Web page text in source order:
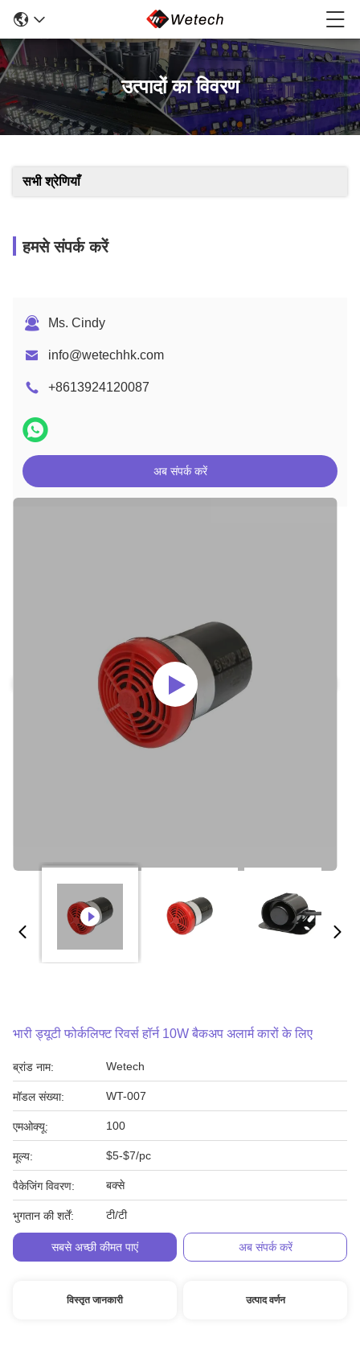
उत्पादों का विवरण
सभी श्रेणियाँ
हमसे संपर्क करें
Ms. Cindy
info@wetechhk.com
+8613924120087
अब संपर्क करें
भारी ड्यूटी फोर्कलिफ्ट रिवर्स हॉर्न 10W बैकअप अलार्म कारों के लिए
ब्रांड नाम: Wetech
मॉडल संख्या: WT-007
एमओक्यू: 100
मूल्य: $5-$7/pc
पैकेजिंग विवरण: बक्से
भुगतान की शर्तें: टी/टी
सबसे अच्छी कीमत पाएं अब संपर्क करें
विस्तृत जानकारी उत्पाद वर्णन